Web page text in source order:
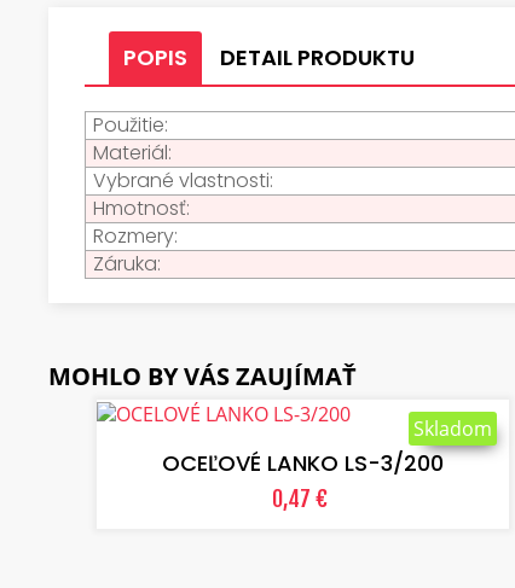
POPIS DETAIL PRODUKTU
Použitie:
Materiál:
Vybrané vlastnosti:
Hmotnosť:
Rozmery:
Záruka:
MOHLO BY VÁS ZAUJÍMAŤ
VLOŽIŤ DO KOŠÍKA
OCEĽOVÉ LANKO LS-3/200
0,47 €
Skladom